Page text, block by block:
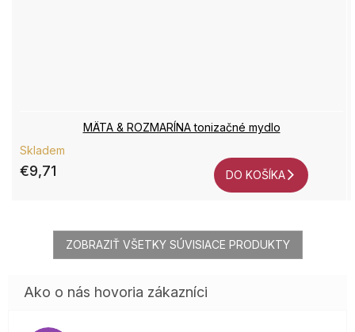
MÄTA & ROZMARÍNA tonizačné mydlo
Skladem
€9,71 DO KOŠÍKA
ZOBRAZIŤ VŠETKY SÚVISIACE PRODUKTY